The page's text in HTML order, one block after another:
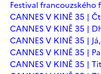
Festival francouzského
CANNES V KINĚ 35 |
CANNES V KINĚ 35 |
CANNES V KINĚ 35 |
CANNES V KINĚ 35 |
CANNES V KINĚ 35 |